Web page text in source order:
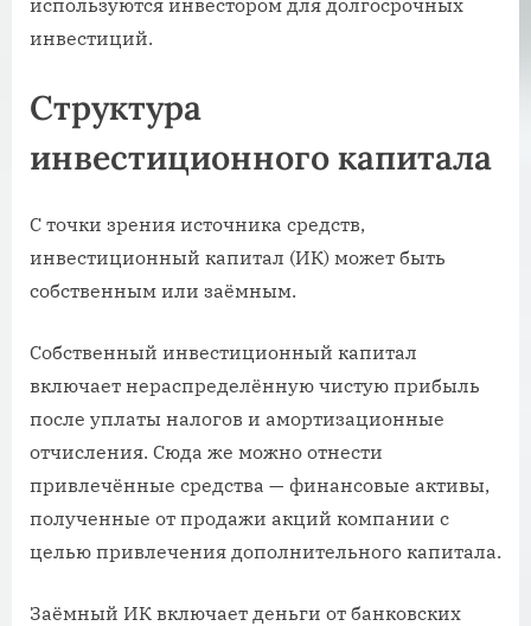
используются инвестором для долгосрочных
инвестиций.
Структура
инвестиционного капитала
С точки зрения источника средств,
инвестиционный капитал (ИК) может быть
собственным или заёмным.
Собственный инвестиционный капитал
включает нераспределённую чистую прибыль
после уплаты налогов и амортизационные
отчисления. Сюда же можно отнести
привлечённые средства — финансовые активы,
полученные от продажи акций компании с
целью привлечения дополнительного капитала.
Заёмный ИК включает деньги от банковских